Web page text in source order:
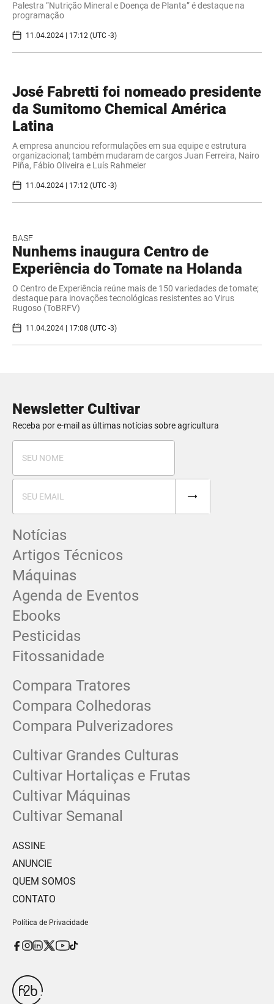
Palestra “Nutrição Mineral e Doença de Planta” é destaque na
programação
11.04.2024 | 17:12 (UTC -3)
José Fabretti foi nomeado presidente
da Sumitomo Chemical América
Latina
A empresa anunciou reformulações em sua equipe e estrutura
organizacional; também mudaram de cargos Juan Ferreira, Nairo
Piña, Fábio Oliveira e Luís Rahmeier
11.04.2024 | 17:12 (UTC -3)
BASF
Nunhems inaugura Centro de
Experiência do Tomate na Holanda
O Centro de Experiência reúne mais de 150 variedades de tomate;
destaque para inovações tecnológicas resistentes ao Virus
Rugoso (ToBRFV)
11.04.2024 | 17:08 (UTC -3)
Newsletter Cultivar
Receba por e-mail as últimas notícias sobre agricultura
Notícias
Artigos Técnicos
Máquinas
Agenda de Eventos
Ebooks
Pesticidas
Fitossanidade
Compara Tratores
Compara Colhedoras
Compara Pulverizadores
Cultivar Grandes Culturas
Cultivar Hortaliças e Frutas
Cultivar Máquinas
Cultivar Semanal
ASSINE
ANUNCIE
QUEM SOMOS
CONTATO
Política de Privacidade